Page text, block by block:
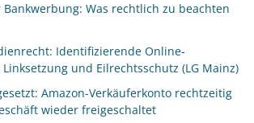
Was rechtlich zu beachten
Identifizierende Online-
und Eilrechtsschutz (LG Mainz)
Amazon-Verkäuferkonto rechtzeitig
wieder freigeschaltet